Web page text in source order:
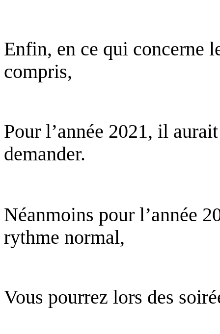
Enfin, en ce qui concerne
compris,
Pour l’année 2021, il
demander.
Néanmoins pour l’année
rythme normal,
Vous pourrez lors des